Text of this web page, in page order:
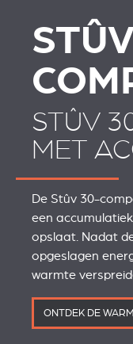
STÛV
MET
De Stûv 30-
een
opslaat. Nadat
opgeslagen
warmte
ONTDEK DE